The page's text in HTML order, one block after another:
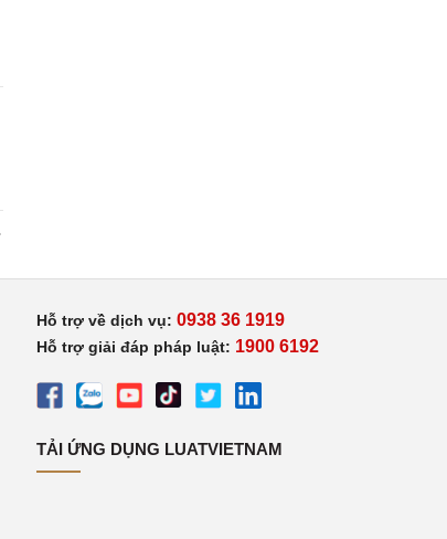
Hỗ trợ về dịch vụ: 0938 36 1919
Hỗ trợ giải đáp pháp luật: 1900 6192
TẢI ỨNG DỤNG LUATVIETNAM